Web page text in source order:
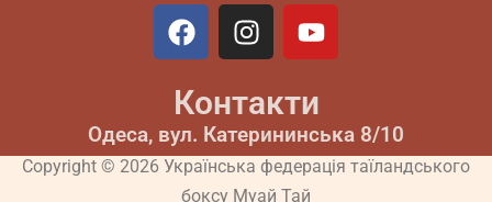
F
a
e
b
o
o
I
n
t
a
g
r
Y
o
t
u
b
e
Контакти
Одеса, вул. Катерининська 8/10
Copyright © 2026 Українська федерація таїландського
боксу Муай Тай